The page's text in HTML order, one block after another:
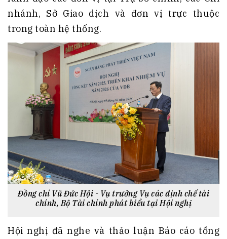
nhánh, Sở Giao dịch và đơn vị trực thuộc
trong toàn hệ thống.
Đồng chí Vũ Đức Hội - Vụ trưởng Vụ các định chế tài
chính, Bộ Tài chính phát biểu tại Hội nghị
Hội nghị đã nghe và thảo luận Báo cáo tổng